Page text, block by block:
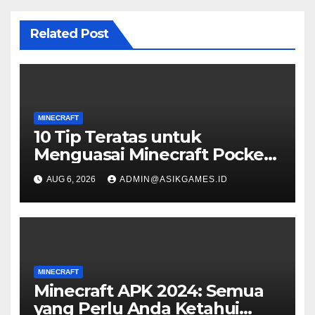
Related Post
MINECRAFT
10 Tip Teratas untuk
Menguasai Minecraft Pocket
Edition
AUG 6, 2026 ADMIN@ASIKGAMES.ID
MINECRAFT
Minecraft APK 2024: Semua
yang Perlu Anda Ketahui